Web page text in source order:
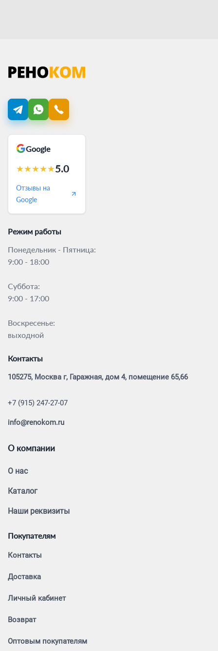
Google
★★★★★5.0
Отзывы на
Google
Режим работы
Понедельник - Пятница:
9:00 - 18:00
Суббота:
9:00 - 17:00
Воскресенье:
выходной
Контакты
105275, Москва г, Гаражная, дом 4, помещение 65,66
+7 (915) 247-27-07
info@renokom.ru
О компании
О нас
Каталог
Наши реквизиты
Покупателям
Контакты
Доставка
Личный кабинет
Возврат
Оптовым покупателям